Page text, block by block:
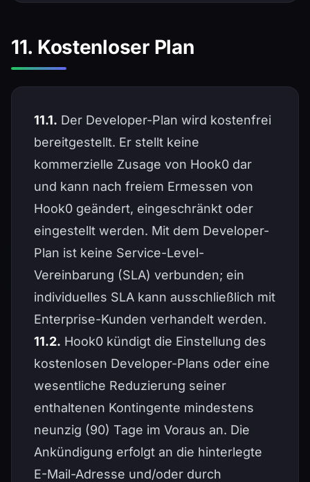
11. Kostenloser Plan
11.1. Der Developer-Plan wird kostenfrei
bereitgestellt. Er stellt keine
kommerzielle Zusage von Hook0 dar
und kann nach freiem Ermessen von
Hook0 geändert, eingeschränkt oder
eingestellt werden. Mit dem Developer-
Plan ist keine Service-Level-
Vereinbarung (SLA) verbunden; ein
individuelles SLA kann ausschließlich mit
Enterprise-Kunden verhandelt werden.
11.2. Hook0 kündigt die Einstellung des
kostenlosen Developer-Plans oder eine
wesentliche Reduzierung seiner
enthaltenen Kontingente mindestens
neunzig (90) Tage im Voraus an. Die
Ankündigung erfolgt an die hinterlegte
E-Mail-Adresse und/oder durch